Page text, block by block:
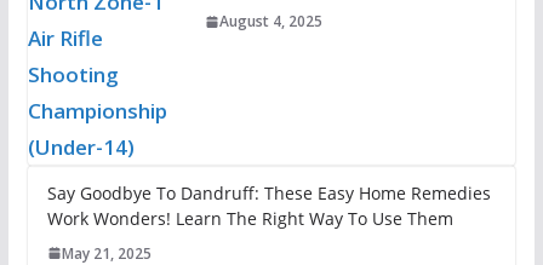
August 4, 2025
Say Goodbye To Dandruff: These Easy Home Remedies
Work Wonders! Learn The Right Way To Use Them
May 21, 2025